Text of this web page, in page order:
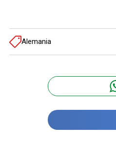
Alemania